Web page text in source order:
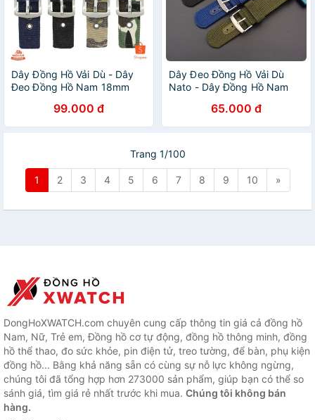
Dây Đồng Hồ Vải Dù - Dây
Đeo Đồng Hồ Nam 18mm
99.000 đ
Dây Đeo Đồng Hồ Vải Dù
Nato - Dây Đồng Hồ Nam
65.000 đ
Trang 1/100
1 2 3 4 5 6 7 8 9 10 »
DongHoXWATCH.com chuyên cung cấp thông tin giá cả đồng hồ
Nam, Nữ, Trẻ em, Đồng hồ cơ tự động, đồng hồ thông minh, đồng
hồ thể thao, đo sức khỏe, pin điện tử, treo tường, để bàn, phụ kiện
đồng hồ... Bằng khả năng sẵn có cùng sự nỗ lực không ngừng,
chúng tôi đã tổng hợp hơn 273000 sản phẩm, giúp bạn có thể so
sánh giá, tìm giá rẻ nhất trước khi mua. Chúng tôi không bán
hàng.